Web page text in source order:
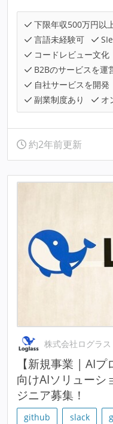
下限年収500万円以
言語未経験可
コードレビュー文化
B2Bのサービスを運
自社サービスを開発
副業制度あり
オ
約2年前更新
株式会社ログラス
【新規事業 | AI
向けAIソリューシ
ジニア募集！
github slack